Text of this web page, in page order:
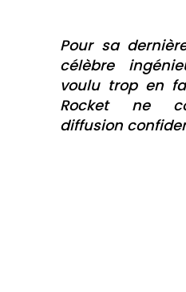
Pour sa
célèbre
voulu trop en
Rocket ne
diffusion